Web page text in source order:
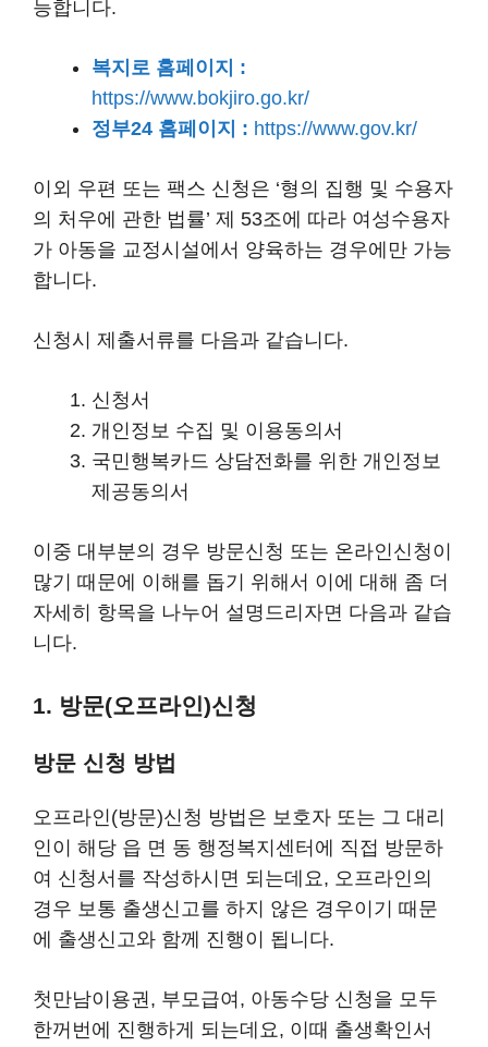
능합니다.
복지로 홈페이지 :
https://www.bokjiro.go.kr/
정부24 홈페이지 : https://www.gov.kr/
이외 우편 또는 팩스 신청은 ‘형의 집행 및 수용자
의 처우에 관한 법률’ 제 53조에 따라 여성수용자
가 아동을 교정시설에서 양육하는 경우에만 가능
합니다.
신청시 제출서류를 다음과 같습니다.
신청서
개인정보 수집 및 이용동의서
국민행복카드 상담전화를 위한 개인정보
제공동의서
이중 대부분의 경우 방문신청 또는 온라인신청이
많기 때문에 이해를 돕기 위해서 이에 대해 좀 더
자세히 항목을 나누어 설명드리자면 다음과 같습
니다.
1. 방문(오프라인)신청
방문 신청 방법
오프라인(방문)신청 방법은 보호자 또는 그 대리
인이 해당 읍 면 동 행정복지센터에 직접 방문하
여 신청서를 작성하시면 되는데요, 오프라인의
경우 보통 출생신고를 하지 않은 경우이기 때문
에 출생신고와 함께 진행이 됩니다.
첫만남이용권, 부모급여, 아동수당 신청을 모두
한꺼번에 진행하게 되는데요, 이때 출생확인서